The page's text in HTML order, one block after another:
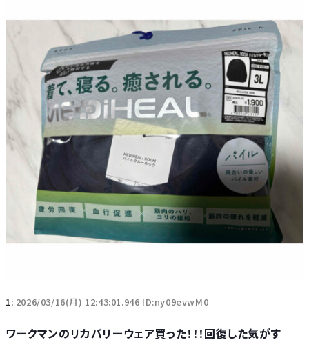
1: 2026/03/16(月) 12:43:01.946 ID:ny09evwM0
ワークマンのリカバリーウェア買った！！！回復した気がす